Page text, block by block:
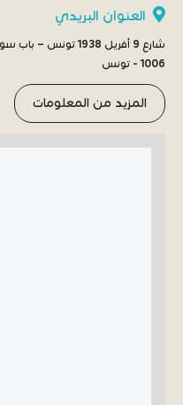
العنوان البريدي
شارع 9 أفريل 1938 تونس – باب سويقة
1006 - تونس
المزيد من المعلومات